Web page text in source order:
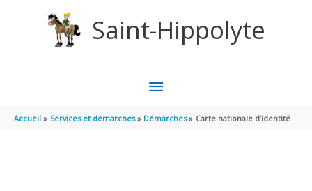
Saint-Hippolyte
MENU
PRINCIPAL
Accueil Services et démarches Démarches Carte nationale d’identité